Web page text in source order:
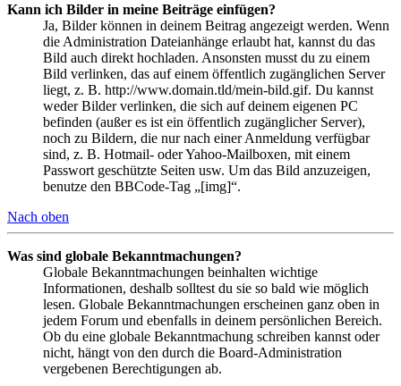
Kann ich Bilder in meine Beiträge einfügen?
Ja, Bilder können in deinem Beitrag angezeigt werden. Wenn
die Administration Dateianhänge erlaubt hat, kannst du das
Bild auch direkt hochladen. Ansonsten musst du zu einem
Bild verlinken, das auf einem öffentlich zugänglichen Server
liegt, z. B. http://www.domain.tld/mein-bild.gif. Du kannst
weder Bilder verlinken, die sich auf deinem eigenen PC
befinden (außer es ist ein öffentlich zugänglicher Server),
noch zu Bildern, die nur nach einer Anmeldung verfügbar
sind, z. B. Hotmail- oder Yahoo-Mailboxen, mit einem
Passwort geschützte Seiten usw. Um das Bild anzuzeigen,
benutze den BBCode-Tag „[img]“.
Nach oben
Was sind globale Bekanntmachungen?
Globale Bekanntmachungen beinhalten wichtige
Informationen, deshalb solltest du sie so bald wie möglich
lesen. Globale Bekanntmachungen erscheinen ganz oben in
jedem Forum und ebenfalls in deinem persönlichen Bereich.
Ob du eine globale Bekanntmachung schreiben kannst oder
nicht, hängt von den durch die Board-Administration
vergebenen Berechtigungen ab.